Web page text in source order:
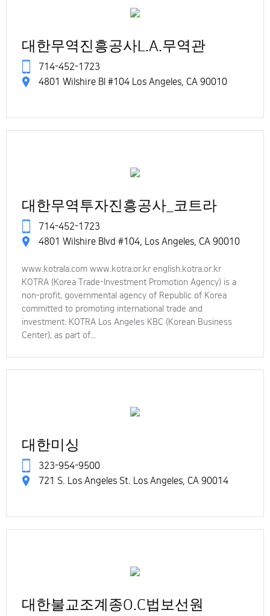
대한무역진흥공사L.A.무역관
714-452-1723
4801 Wilshire Bl #104 Los Angeles, CA 90010
대한무역투자진흥공사_코트라
714-452-1723
4801 Wilshire Blvd #104, Los Angeles, CA 90010
www.kotrala.com www.kotra.or.kr english.kotra.or.kr
KOTRA (Korea Trade-Investment Promotion Agency) is a
non-profit, governmental agency of Republic of Korea
committed to promoting international trade and
investment. KOTRA Los Angeles KBC (Korean Business
Center), as part of...
대한미싱
323-954-9500
721 S. Los Angeles St. Los Angeles, CA 90014
대한불교조계종O.C법보선원